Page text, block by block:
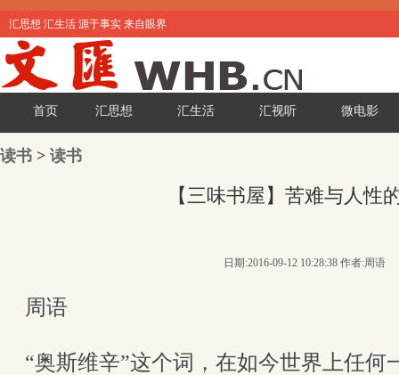
汇思想 汇生活 源于事实 来自眼界
首页 汇思想 汇生活 汇视听 微电影
读书 > 读书
【三味书屋】苦难与人性
日期:2016-09-12 10:28:38 作者:周语
周语
“奥斯维辛”这个词，在如今世界上任何